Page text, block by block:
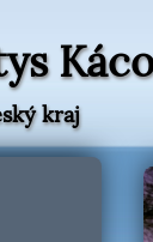
kraj